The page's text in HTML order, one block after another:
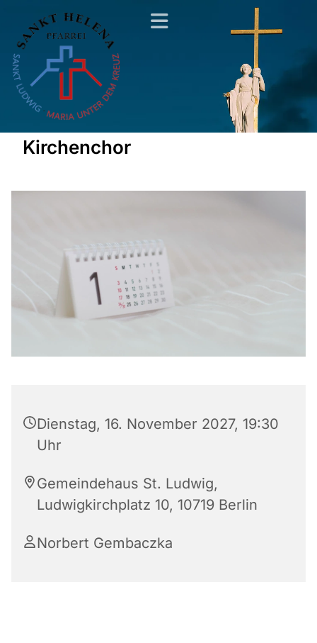
Kirchenchor
Dienstag, 16. November 2027, 19:30
Uhr
Gemeindehaus St. Ludwig,
Ludwigkirchplatz 10, 10719 Berlin
Norbert Gembaczka